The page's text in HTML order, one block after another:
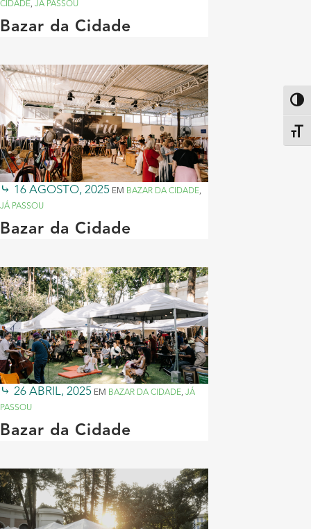
CIDADE, JÁ PASSOU
Bazar da Cidade
16 AGOSTO, 2025 EM BAZAR DA CIDADE,
JÁ PASSOU
Bazar da Cidade
26 ABRIL, 2025 EM BAZAR DA CIDADE, JÁ
PASSOU
Bazar da Cidade